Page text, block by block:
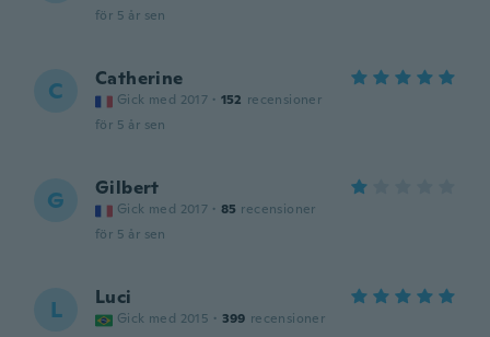
för 5 år sen
C Catherine
Gick med 2017 · 152 recensioner
för 5 år sen
G Gilbert
Gick med 2017 · 85 recensioner
för 5 år sen
L Luci
Gick med 2015 · 399 recensioner